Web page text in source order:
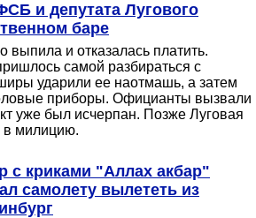
и депутата Лугового
баре
выпила и отказалась платить.
самой разбираться с
ударили ее наотмашь, а затем
приборы. Официанты вызвали
уже был исчерпан. Позже Луговая
в милицию.
с криками "Аллах акбар"
самолету вылететь из